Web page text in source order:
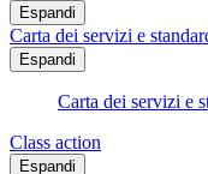
Espandi
Carta dei servizi e
Espandi
Carta dei servizi e
Class action
Espandi